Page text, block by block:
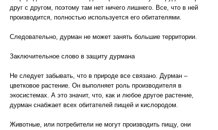
друг с другом, поэтому там нет ничего лишнего. Все, что в ней
производится, полностью используется его обитателями.
Следовательно, дурман не может занять большие территории.
Заключительное слово в защиту дурмана
Не следует забывать, что в природе все связано. Дурман –
цветковое растение. Он выполняет роль производителя в
экосистемах. А это значит, что, как и любое другое растение,
дурман снабжает всех обитателей пищей и кислородом.
Животные, или потребители не могут производить пищу, они